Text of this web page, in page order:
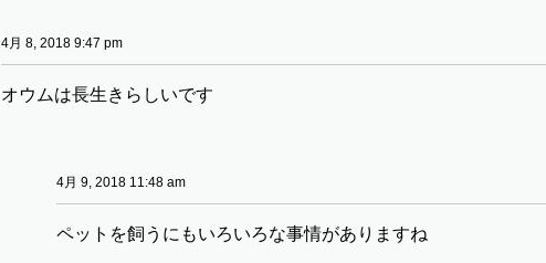
4月 8, 2018 9:47 pm
オウムは長生きらしいです
4月 9, 2018 11:48 am
ペットを飼うにもいろいろな事情がありますね